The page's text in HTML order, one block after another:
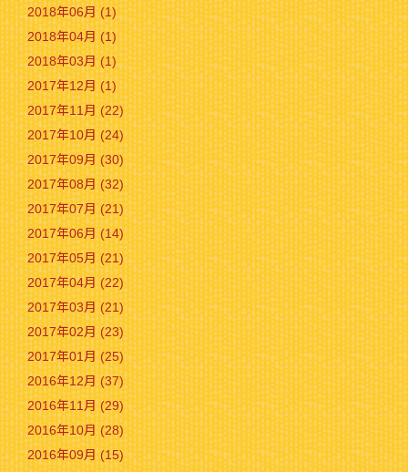
2018年06月 (1)
2018年04月 (1)
2018年03月 (1)
2017年12月 (1)
2017年11月 (22)
2017年10月 (24)
2017年09月 (30)
2017年08月 (32)
2017年07月 (21)
2017年06月 (14)
2017年05月 (21)
2017年04月 (22)
2017年03月 (21)
2017年02月 (23)
2017年01月 (25)
2016年12月 (37)
2016年11月 (29)
2016年10月 (28)
2016年09月 (15)